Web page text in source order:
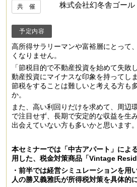
共 催 株式会社幻冬舎ゴー
予定内容
高所得サラリーマンや富裕層にとって
くなりません。
「節税目的で不動産投資を始めて失敗
動産投資にマイナスな印象を持ってし
節税をすることは難しいと考える方も
か。
また、高い利回りだけを求めて、周辺
で注目せず、長期で安定的な収益を生
出会えていない方も多いかと思います。
本セミナーでは「中古アパート」によ
⽤した、税⾦対策商品「Vintage
・前半では経営シミュレーションを用
⼈の勝又義雅⽒が所得税対策を具体的